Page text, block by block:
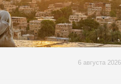
6 августа 2026